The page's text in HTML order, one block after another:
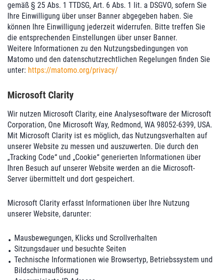
gemäß § 25 Abs. 1 TTDSG, Art. 6 Abs. 1 lit. a DSGVO, sofern Sie
Ihre Einwilligung über unser Banner abgegeben haben. Sie
können Ihre Einwilligung jederzeit widerrufen. Bitte treffen Sie
die entsprechenden Einstellungen über unser Banner.
Weitere Informationen zu den Nutzungsbedingungen von
Matomo und den datenschutzrechtlichen Regelungen finden Sie
unter: https://matomo.org/privacy/
Microsoft Clarity
Wir nutzen Microsoft Clarity, eine Analysesoftware der Microsoft
Corporation, One Microsoft Way, Redmond, WA 98052-6399, USA.
Mit Microsoft Clarity ist es möglich, das Nutzungsverhalten auf
unserer Website zu messen und auszuwerten. Die durch den
„Tracking Code“ und „Cookie“ generierten Informationen über
Ihren Besuch auf unserer Website werden an die Microsoft-
Server übermittelt und dort gespeichert.
Microsoft Clarity erfasst Informationen über Ihre Nutzung
unserer Website, darunter:
Mausbewegungen, Klicks und Scrollverhalten
Sitzungsdauer und besuchte Seiten
Technische Informationen wie Browsertyp, Betriebssystem und
Bildschirmauflösung